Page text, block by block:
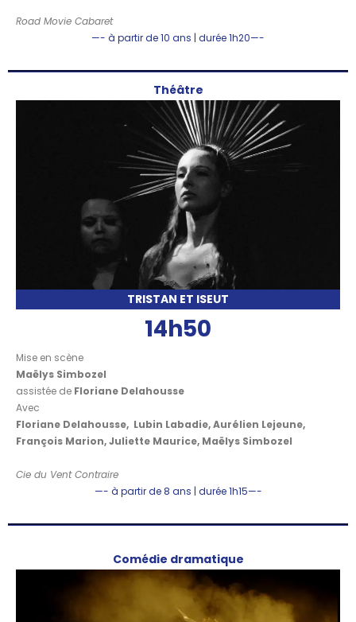
Road Movie Cabaret
—- à partir de 10 ans | durée 1h20—-
Théâtre
TRISTAN ET ISEUT
14h50
Mise en scène
Maëlys Simbozel
assistée de Floriane Delahousse
Avec
Floriane Delahousse, Lubin Labadie,Aurélien Lejeune,
François Marion,Juliette Maurice, Maëlys Simbozel
Cie du Vent Contraire
—- à partir de 8 ans | durée 1h15—-
Comédie dramatique